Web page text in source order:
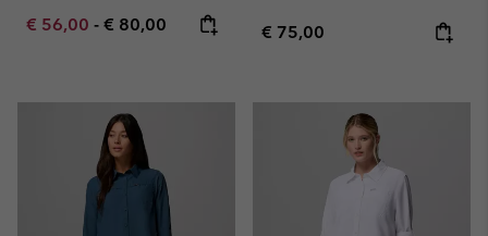
Minimum sale price:
€ 56,00 - Maximum price:
€ 80,00 Regular price:
€ 75,00